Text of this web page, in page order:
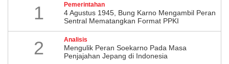
1 Pemerintahan
4 Agustus 1945, Bung Karno Mengambil Peran
Sentral Mematangkan Format PPKI
2 Analisis
Mengulik Peran Soekarno Pada Masa
Penjajahan Jepang di Indonesia